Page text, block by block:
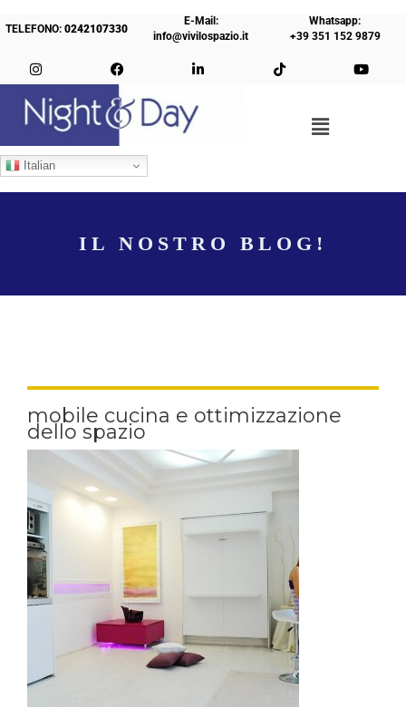
TELEFONO:0242107330
E-Mail:
info@vivilospazio.it
Whatsapp:
+39 351 152 9879
Italian
IL NOSTRO BLOG!
mobile cucina e ottimizzazione
dello spazio